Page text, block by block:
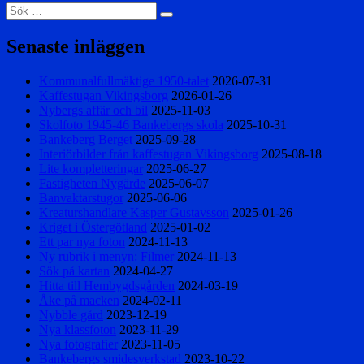
Sök
efter:
Sök
Senaste inläggen
Kommunalfullmäktige 1950-talet 2026-07-31
Kaffestugan Vikingsborg 2026-01-26
Nybergs affär och bil 2025-11-03
Skolfoto 1945-46 Bankebergs skola 2025-10-31
Bankeberg Berget 2025-09-28
Interiörbilder från kaffestugan Vikingsborg 2025-08-18
Lite kompletteringar 2025-06-27
Fastigheten Nygärde 2025-06-07
Banvaktarstugor 2025-06-06
Kreaturshandlare Kasper Gustavsson 2025-01-26
Kriget i Östergötland 2025-01-02
Ett par nya foton 2024-11-13
Ny rubrik i menyn: Filmer 2024-11-13
Sök på kartan 2024-04-27
Hitta till Hembygdsgården 2024-03-19
Åke på macken 2024-02-11
Nybble gård 2023-12-19
Nya klassfoton 2023-11-29
Nya fotografier 2023-11-05
Bankebergs smidesverkstad 2023-10-22